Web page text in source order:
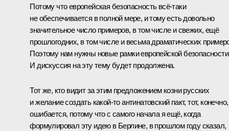
Потому что европейская безопасность всё‑таки
не обеспечивается в полной мере, и тому есть довольно
значительное число примеров, в том числе и свежих, ещё
прошлогодних, в том числе и весьма драматических
Поэтому нам нужны новые рамки европейской
И дискуссия на эту тему будет продолжена.
Тот же, кто видит за этим предложением козни русских
и желание создать какой‑то антинатовский пакт, тот, конечно,
ошибается, потому что с самого начала я ещё, когда
формулировал эту идею в Берлине, в прошлом году сказал,